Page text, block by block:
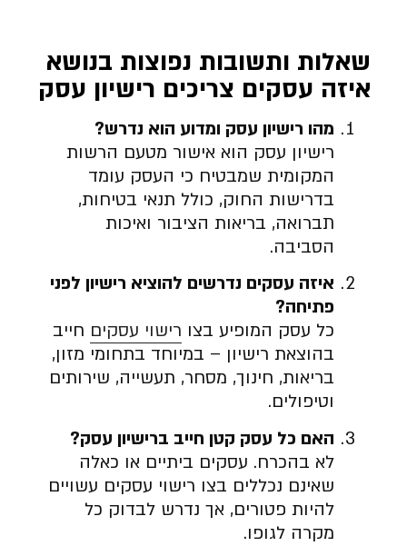
שאלות ותשובות נפוצות בנושא
איזה עסקים צריכים רישיון עסק
מהו רישיון עסק ומדוע הוא נדרש?
רישיון עסק הוא אישור מטעם הרשות
המקומית שמבטיח כי העסק עומד
בדרישות החוק, כולל תנאי בטיחות,
תברואה, בריאות הציבור ואיכות
הסביבה.
איזה עסקים נדרשים להוציא רישיון לפני
פתיחה?
כל עסק המופיע בצו רישוי עסקים חייב
בהוצאת רישיון – במיוחד בתחומי מזון,
בריאות, חינוך, מסחר, תעשייה, שירותים
וטיפולים.
האם כל עסק קטן חייב ברישיון עסק?
לא בהכרח. עסקים ביתיים או כאלה
שאינם נכללים בצו רישוי עסקים עשויים
להיות פטורים, אך נדרש לבדוק כל
מקרה לגופו.